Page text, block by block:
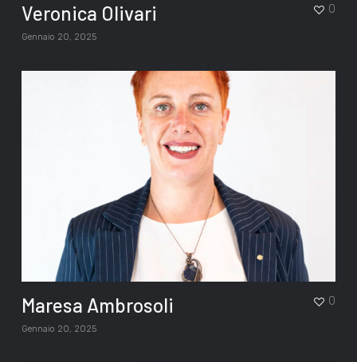
Veronica Olivari
Gennaio 20, 2025
0
Maresa Ambrosoli
Gennaio 20, 2025
0